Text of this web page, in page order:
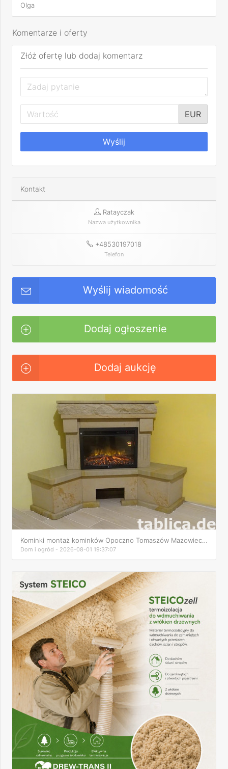
Olga
Komentarze i oferty
Złóż ofertę lub dodaj komentarz
EUR
Wyślij
Kontakt
Ratayczak
Nazwa użytkownika
+48530197018
Telefon
Wyślij wiadomość
Dodaj ogłoszenie
Dodaj aukcję
Dom i ogród - 2026-08-01 19:37:07